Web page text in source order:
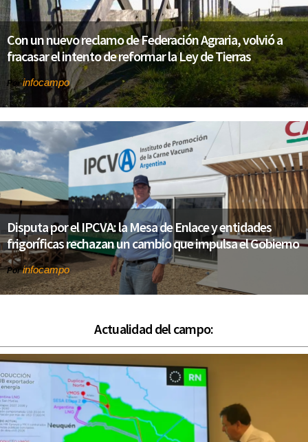
Con un nuevo reclamo de Federación Agraria, volvió a
fracasar el intento de reformar la Ley de Tierras
Porinfocampo
Disputa por el IPCVA: la Mesa de Enlace y entidades
frigoríficas rechazan un cambio que impulsa el Gobierno
Porinfocampo
Actualidad del campo: